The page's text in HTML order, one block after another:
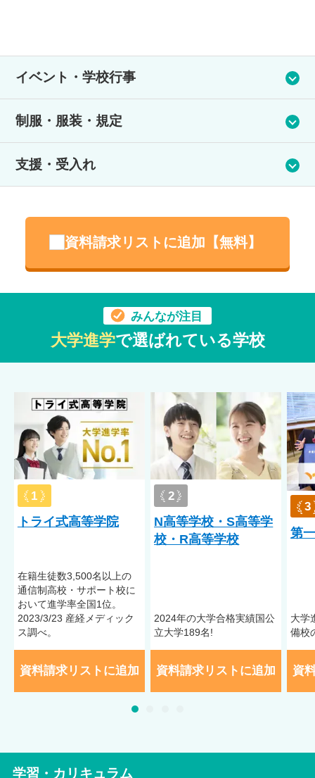
イベント・学校行事
ム同好会、伝統工芸部があります。※学習センターによって異
制服・服装・規定
入は義務ではありません。
支援・受入れ
アットマークでは何らかの対応や支援が必要な生徒の相談も受
け付けています。 集団の授業に合わせられない、決まった時間
に登校できないなど、個別の対応が必要な生徒もこれまでに在
専門家のメンタルサポートあり
受入実績
※受入実績は、受入れを確定するものではありません。症状に
よって異なりますので、詳しくは学校へお問い合わせくださ
い。
資料請求リストに追加【無料】
みんなが注目
大学進学で選ばれている学校
1
トライ式高等学院
在籍⽣徒数3,500名以上の
通信制⾼校・サポート校に
おいて進学率全国1位。
2023/3/23 産経メディック
ス調べ。
資料請求リストに追加
2
N高等学校・S高等学
校・R高等学校
2024年の大学合格実績国公
立大学189名!
資料請求リストに追加
3
第
大学
備校
資
学習・カリキュラム